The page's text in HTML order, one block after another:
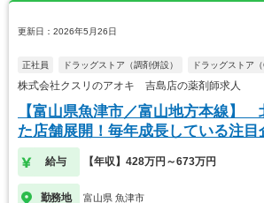
更新日：2026年5月26日
正社員 ドラッグストア（調剤併設） ドラッグストア（
株式会社クスリのアオキ 吉島店の薬剤師求人
【富山県魚津市／富山地方本線】
た店舗展開！毎年成長している注目
給与 【年収】428万円～673万円
勤務地 富山県 魚津市